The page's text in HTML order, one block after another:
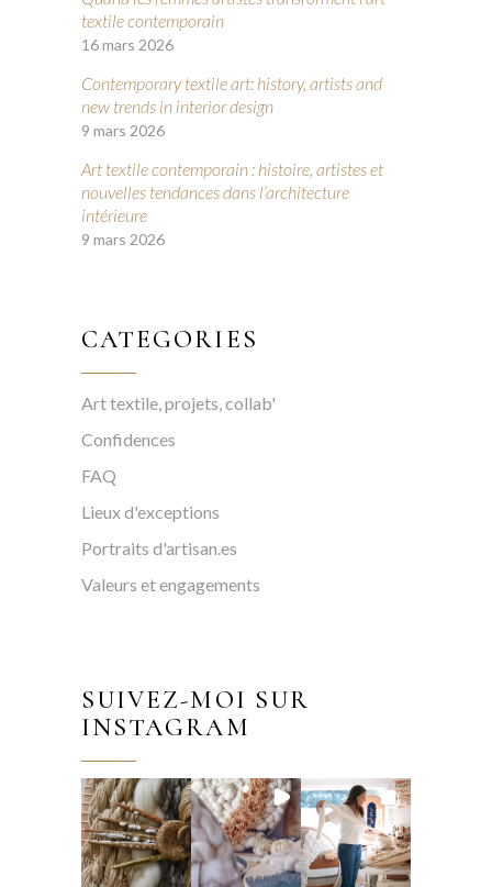
textile contemporain
16 mars 2026
Contemporary textile art: history, artists and
new trends in interior design
9 mars 2026
Art textile contemporain : histoire, artistes et
nouvelles tendances dans l’architecture
intérieure
9 mars 2026
CATEGORIES
Art textile, projets, collab'
Confidences
FAQ
Lieux d'exceptions
Portraits d'artisan.es
Valeurs et engagements
SUIVEZ-MOI SUR
INSTAGRAM